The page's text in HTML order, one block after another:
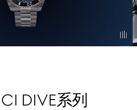
DIVE系列